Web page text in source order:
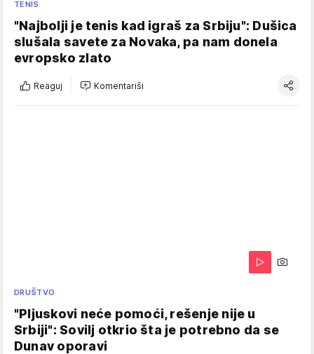
TENIS
"Najbolji je tenis kad igraš za Srbiju": Dušica
slušala savete za Novaka, pa nam donela
evropsko zlato
Reaguj Komentariši
DRUŠTVO
"Pljuskovi neće pomoći, rešenje nije u
Srbiji": Sovilj otkrio šta je potrebno da se
Dunav oporavi